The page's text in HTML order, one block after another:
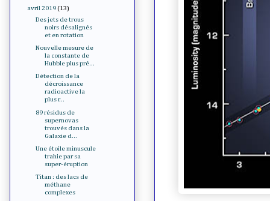
avril 2019 (13)
Des jets de trous
noirs désalignés
et en rotation
Nouvelle mesure de
la constante de
Hubble plus pré...
Détection de la
décroissance
radioactive la
plus r...
89 résidus de
supernovas
trouvés dans la
Galaxie d...
Une étoile minuscule
trahie par sa
super-éruption
Titan : des lacs de
méthane
complexes